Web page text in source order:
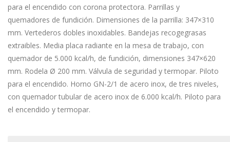
para el encendido con corona protectora. Parrillas y
quemadores de fundición. Dimensiones de la parrilla: 347×310
mm. Vertederos dobles inoxidables. Bandejas recogegrasas
extraibles. Media placa radiante en la mesa de trabajo, con
quemador de 5.000 kcal/h, de fundición, dimensiones 347×620
mm. Rodela Ø 200 mm. Válvula de seguridad y termopar. Piloto
para el encendido. Horno GN-2/1 de acero inox, de tres niveles,
con quemador tubular de acero inox de 6.000 kcal/h. Piloto para
el encendido y termopar.